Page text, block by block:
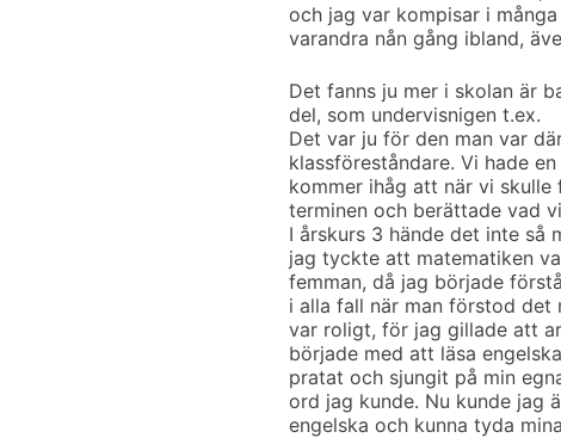
och jag var kompisar i
varandra nån gång ibland,
Det fanns ju mer i skolan är
del, som undervisnigen t.ex.
Det var ju för den man var
klassföreståndare. Vi hade
kommer ihåg att när vi
terminen och berättade vad
I årskurs 3 hände det inte
jag tyckte att matematiken
femman, då jag började
i alla fall när man förstod det
var roligt, för jag gillade att
började med att läsa
pratat och sjungit på min
ord jag kunde. Nu kunde jag
engelska och kunna tyda